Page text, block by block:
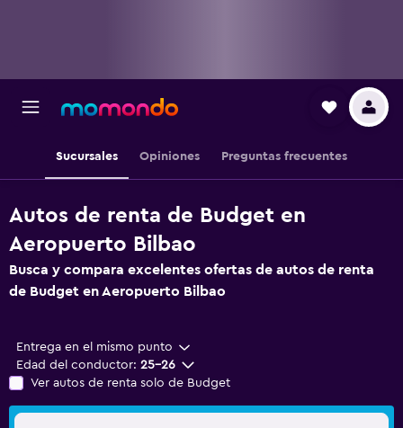
Sucursales Opiniones Preguntas frecuentes
Autos de renta de Budget en
Aeropuerto Bilbao
Busca y compara excelentes ofertas de autos de renta
de Budget en Aeropuerto Bilbao
Entrega en el mismo punto
Edad del conductor: 25-26
Ver autos de renta solo de Budget